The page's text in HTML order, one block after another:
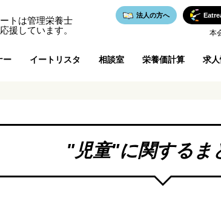
トは管理栄養士
援しています。
法人の方へ
本
ー イートリスタ 相談室 栄養価計算 求
"児童"に関するま